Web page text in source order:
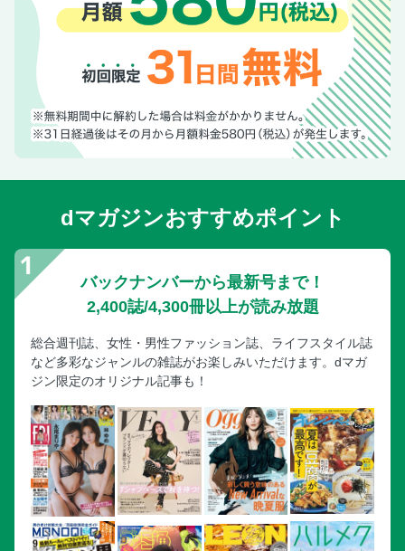
dマガジンおすすめポイント
バックナンバーから最新号まで！
2,400誌/4,300冊以上が読み放題
総合週刊誌、女性・男性ファッション誌、ライフスタイル誌
など多彩なジャンルの雑誌がお楽しみいただけます。dマガ
ジン限定のオリジナル記事も！